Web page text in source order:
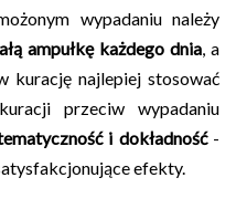
wypadaniu należy
ampułkę każdego dnia, a
kurację najlepiej stosować
przeciw wypadaniu
i dokładność-
efekty.